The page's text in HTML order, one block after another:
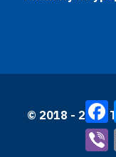
© 2018 - 2026